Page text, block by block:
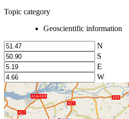
Topic category
Geoscientific information
N
S
E
W